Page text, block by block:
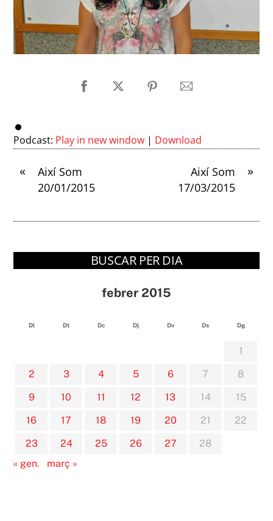
Podcast: Play in new window | Download
«
Així Som
20/01/2015
»
Així Som
17/03/2015
BUSCAR PER DIA
febrer 2015
Dl Dt Dc Dj Dv Ds Dg
1
2
3 4 5 6 7
8
9
10 11 12 13 14
15
16
17 18 19 20 21
22
23
24 25 26 27
28
« gen.
març »